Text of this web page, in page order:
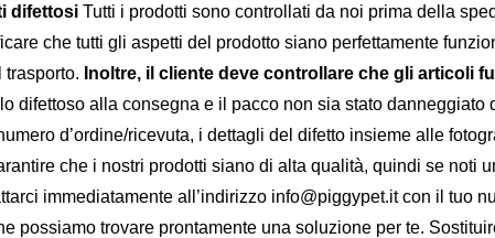
difettosi Tutti i prodotti sono controllati da noi prima della
che tutti gli aspetti del prodotto siano perfettamente
trasporto. Inoltre, il cliente deve controllare che gli articoli
difettoso alla consegna e il pacco non sia stato danneggiato
d’ordine/ricevuta, i dettagli del difetto insieme alle
che i nostri prodotti siano di alta qualità, quindi se noti
immediatamente all’indirizzo info@piggypet.it con il tuo
possiamo trovare prontamente una soluzione per te.